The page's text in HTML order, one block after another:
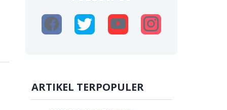
ARTIKEL TERPOPULER